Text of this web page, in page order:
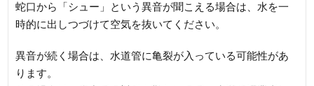
蛇口から「シュー」という異音が聞こえる場合は、水を一
時的に出しつづけて空気を抜いてください。
異音が続く場合は、水道管に亀裂が入っている可能性があ
ります。